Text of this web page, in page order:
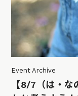
Event Archive
【8/7（は・